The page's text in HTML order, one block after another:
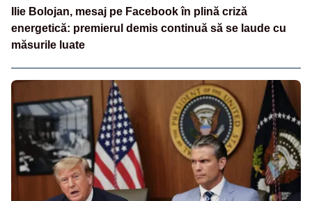
Ilie Bolojan, mesaj pe Facebook în plină criză
energetică: premierul demis continuă să se laude cu
măsurile luate